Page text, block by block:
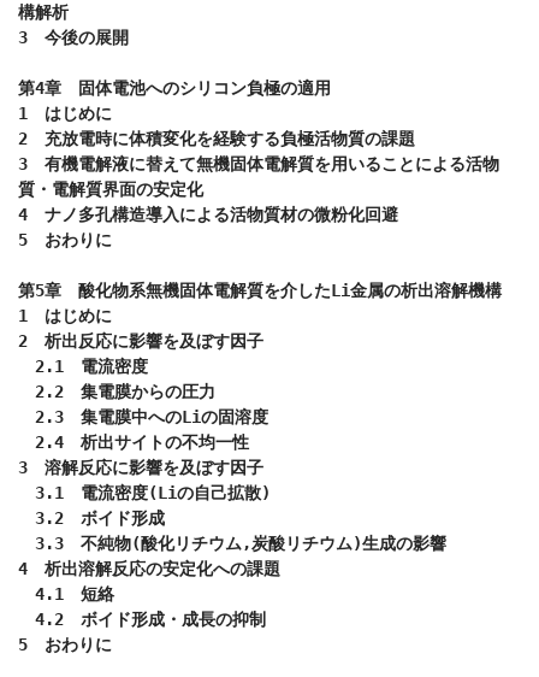
構解析
3　今後の展開
第4章　固体電池へのシリコン負極の適用
1　はじめに
2　充放電時に体積変化を経験する負極活物質の課題
3　有機電解液に替えて無機固体電解質を用いることによる活物
質・電解質界面の安定化
4　ナノ多孔構造導入による活物質材の微粉化回避
5　おわりに
第5章　酸化物系無機固体電解質を介したLi金属の析出溶解機構
1　はじめに
2　析出反応に影響を及ぼす因子
2.1　電流密度
2.2　集電膜からの圧力
2.3　集電膜中へのLiの固溶度
2.4　析出サイトの不均一性
3　溶解反応に影響を及ぼす因子
3.1　電流密度(Liの自己拡散)
3.2　ボイド形成
3.3　不純物(酸化リチウム,炭酸リチウム)生成の影響
4　析出溶解反応の安定化への課題
4.1　短絡
4.2　ボイド形成・成長の抑制
5　おわりに